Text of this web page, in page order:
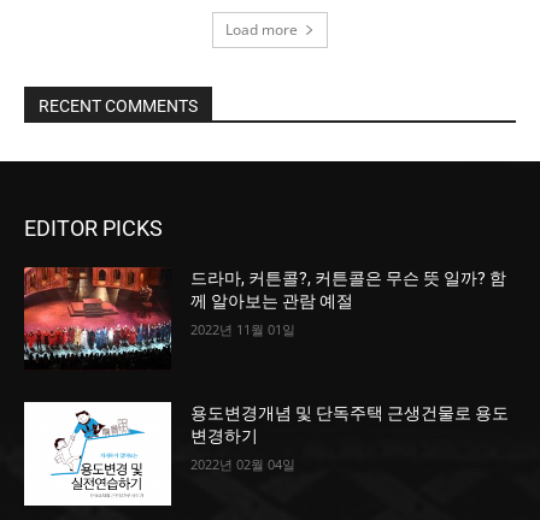
Load more
RECENT COMMENTS
EDITOR PICKS
드라마, 커튼콜?, 커튼콜은 무슨 뜻 일까? 함
께 알아보는 관람 예절
2022년 11월 01일
용도변경개념 및 단독주택 근생건물로 용도
변경하기
2022년 02월 04일